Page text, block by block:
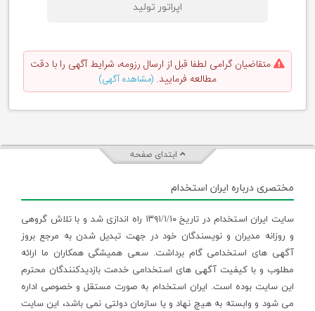
اپراتور تولید
متقاضیان گرامی لطفا قبل از ارسال رزومه، شرایط آگهی را با دقت
مطالعه فرمایید. (مشاهده آگهی)
ابتدای صفحه
مختصری درباره ایران استخدام
سایت ایران استخدام در تاریخ ۱۳۹۱/۱/۱۰ راه اندازی شد و با تلاش گروهی
و روزانه مدیران و نویسندگان خود در جهت تبدیل شدن به مرجع بروز
آگهی های استخدامی گام برداشت. سعی همیشگی همکاران ما ارائه
مطلوب و با کیفیت آگهی های استخدامی خدمت بازدیدکنندگان محترم
این سایت بوده است. ایران استخدام به صورت مستقل و خصوصی اداره
می شود و وابسته به هیچ نهاد و یا سازمان دولتی نمی باشد، این سایت